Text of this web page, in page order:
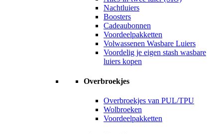
Nachtluiers
Boosters
Cadeaubonnen
Voordeelpakketten
Volwassenen Wasbare Luiers
Voordelig je eigen stash wasbare
luiers kopen
Overbroekjes
Overbroekjes van PUL/TPU
Wolbroeken
Voordeelpakketten